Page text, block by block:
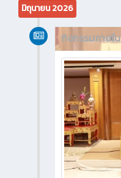
มิถุนายน 2026
กิจกรรมภายใน